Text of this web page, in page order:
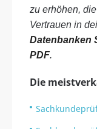
zu erhöhen,
Vertrauen in
Datenbanken
PDF.
Die